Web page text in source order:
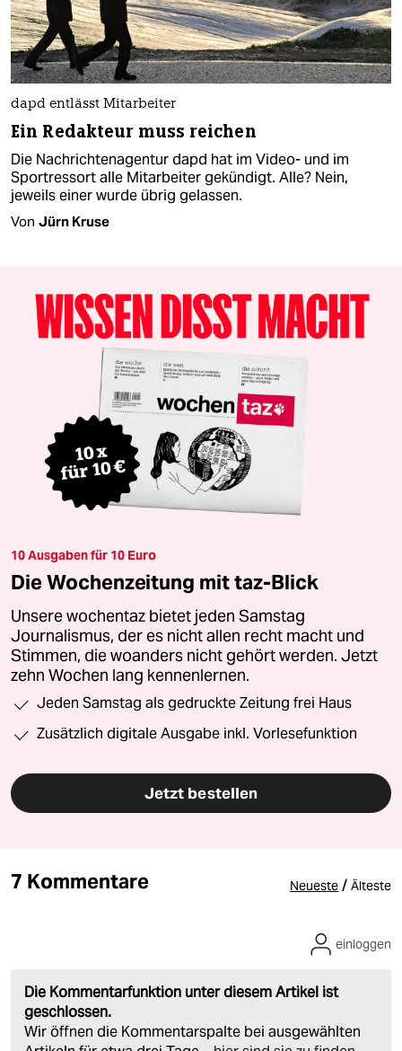
dapd entlässt Mitarbeiter
Ein Redakteur muss reichen
Die Nachrichtenagentur dapd hat im Video- und im
Sportressort alle Mitarbeiter gekündigt. Alle? Nein,
jeweils einer wurde übrig gelassen.
Von Jürn Kruse
10 Ausgaben für 10 Euro
Die Wochenzeitung mit taz-Blick
Unsere wochentaz bietet jeden Samstag
Journalismus, der es nicht allen recht macht und
Stimmen, die woanders nicht gehört werden. Jetzt
zehn Wochen lang kennenlernen.
Jeden Samstag als gedruckte Zeitung frei Haus
Zusätzlich digitale Ausgabe inkl. Vorlesefunktion
Jetzt bestellen
7 Kommentare Neueste / Älteste
Die Kommentarfunktion unter diesem Artikel ist
geschlossen.
Wir öffnen die Kommentarspalte bei ausgewählten
einloggen